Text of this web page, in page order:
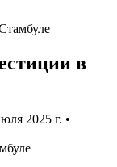
в
2025 г. •